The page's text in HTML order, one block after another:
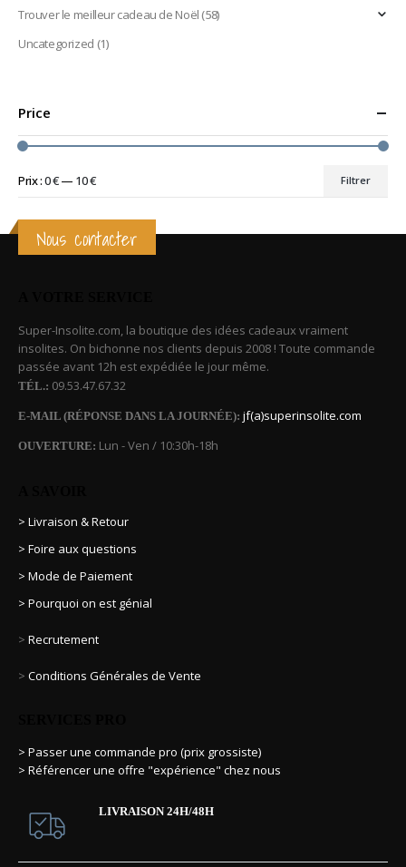
Trouver le meilleur cadeau de Noël(58)
Uncategorized (1)
Price
Filtrer
Prix :0 €— 10 €
Nous contacter
Super-Insolite.com, la boutique des idées cadeaux vraiment
insolites. On bichonne nos clients depuis 2008 ! Toute commande
passée avant 12h est expédiée le jour même.
TÉL.: 09.53.47.67.32
E-MAIL (RÉPONSE DANS LA JOURNÉE): jf(a)superinsolite.com
OUVERTURE: Lun - Ven / 10:30h-18h
> Livraison & Retour
> Foire aux questions
> Mode de Paiement
> Pourquoi on est génial
> Recrutement
> Conditions Générales de Vente
> Passer une commande pro (prix grossiste)
> Référencer une offre "expérience" chez nous
LIVRAISON 24H/48H